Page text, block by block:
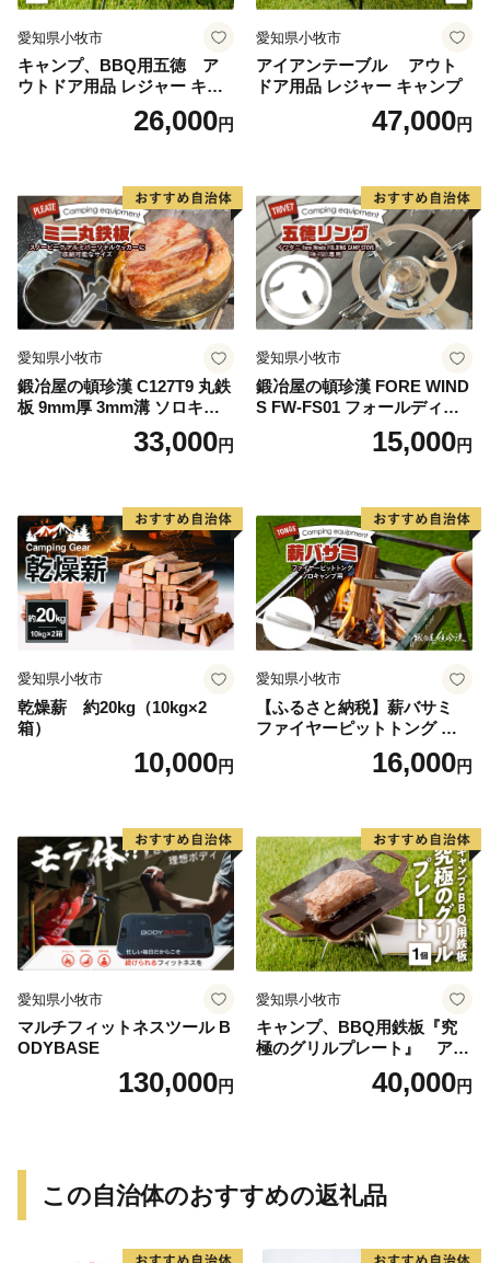
愛知県小牧市
キャンプ、BBQ用五徳 ア
ウトドア用品 レジャー キャ
ンプ バーベキュー BBQ 五徳
26,000円
愛知県小牧市
アイアンテーブル アウト
ドア用品 レジャー キャンプ
47,000円
愛知県小牧市
鍛冶屋の頓珍漢 C127T9 丸鉄
板 9mm厚 3mm溝 ソロキャ
ンプ用 専用ハンドル付き ス
ノーピーク アルミパーソナ
33,000円
愛知県小牧市
鍛冶屋の頓珍漢 FORE WIND
S FW-FS01 フォールディン
グ キャンプストーブ専用 五
15,000円
愛知県小牧市
乾燥薪 約20kg（10kg×2
箱）
10,000円
愛知県小牧市
【ふるさと納税】薪バサミ
ファイヤーピットトング ソ
ロキャンプ用 コンパクト ス
テンレス材 軽量 アウトドア
い 繰り返し使える 日本製 安
心 鍛冶屋の頓珍漢 愛知県 送
料無料
16,000円
愛知県小牧市
マルチフィットネスツール B
ODYBASE
130,000円
愛知県小牧市
キャンプ、BBQ用鉄板『究
極のグリルプレート』 アウ
トドア用品 レジャー キャン
プ バーベキュー BBQ 鉄板
40,000円
この自治体のおすすめの返礼品